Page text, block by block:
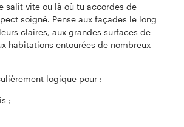
salit vite ou là où tu accordes de
soigné. Pense aux façades le long
claires, aux grandes surfaces de
habitations entourées de nombreux
logique pour :
;